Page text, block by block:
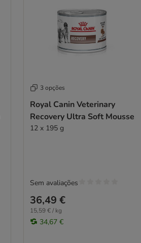
3 opções
Royal Canin Veterinary
Recovery Ultra Soft Mousse
12 x 195 g
36,49 €
15,59 € / kg
34,67 €
Sem avaliações